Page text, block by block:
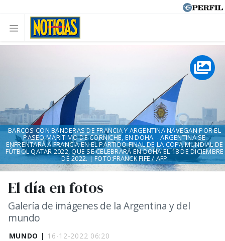
MUNDO | 16-12-2022 06:20
El día en fotos
Galería de imágenes de la Argentina y del
mundo
BARCOS CON BANDERAS DE FRANCIA Y ARGENTINA NAVEGAN POR EL
PASEO MARÍTIMO DE CORNICHE, EN DOHA. - ARGENTINA SE
ENFRENTARÁ A FRANCIA EN EL PARTIDO FINAL DE LA COPA MUNDIAL DE
FÚTBOL QATAR 2022, QUE SE CELEBRARÁ EN DOHA EL 18 DE DICIEMBRE
DE 2022. | FOTO:FRANCK FIFE / AFP